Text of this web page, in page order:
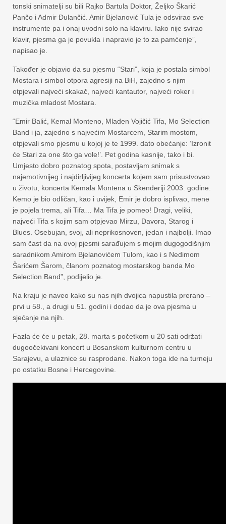
tonski snimatelji su bili Rajko Bartula Doktor, Željko Škarić
Pančo i Admir Đulančić. Amir Bjelanović Tula je odsvirao sve
instrumente pa i onaj uvodni solo na klaviru. Iako nije svirao
klavir, pjesma ga je povukla i napravio je to za pamćenje”,
napisao je.
Također je objavio da su pjesmu “Stari”, koja je postala simbol
Mostara i simbol otpora agresiji na BiH, zajedno s njim
otpjevali najveći skakač, najveći kantautor, najveći roker i
muzička mladost Mostara.
“Emir Balić, Kemal Monteno, Mladen Vojičić Tifa, Mo Selection
Band i ja, zajedno s najvećim Mostarcem, Starim mostom,
otpjevali smo pjesmu u kojoj je te 1999. dato obećanje: ‘Izronit
će Stari za one što ga vole!’. Pet godina kasnije, tako i bi.
Umjesto dobro poznatog spota, postavljam snimak s
najemotivnijeg i najdirljivijeg koncerta kojem sam prisustvovao
u životu, koncerta Kemala Montena u Skenderiji 2003. godine.
Kemo je bio odličan, kao i uvijek, Emir je dobro isplivao, mene
je pojela trema, ali Tifa… Ma Tifa je pomeo! Dragi, veliki,
najveći Tifa s kojim sam otpjevao Mirzu, Davora, Starog i
Blues. Osebujan, svoj, ali neprikosnoven, jedan i najbolji. Imao
sam čast da na ovoj pjesmi sarađujem s mojim dugogodišnjim
saradnikom Amirom Bjelanovićem Tulom, kao i s Nedimom
Šarićem Šarom, članom poznatog mostarskog banda Mo
Selection Band”, podijelio je.
Na kraju je naveo kako su nas njih dvojica napustila prerano –
prvi u 58., a drugi u 51. godini i dodao da je ova pjesma u
sjećanje na njih.
Fazla će će u petak, 28. marta s početkom u 20 sati održati
dugoočekivani koncert u Bosanskom kulturnom centru u
Sarajevu, a ulaznice su rasprodane. Nakon toga ide na turneju
po ostatku Bosne i Hercegovine.